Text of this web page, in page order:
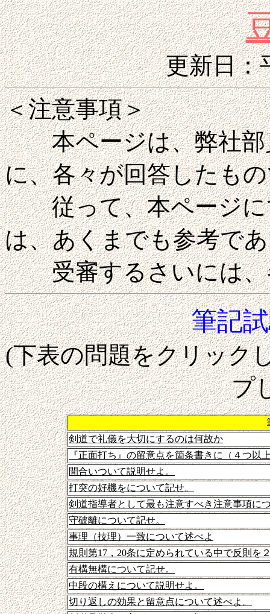
更新日：
＜注意事項＞
本ページは、弊社部
に、各々が回答したも
従って、本ページに
は、あくまでも参考で
受審するさいには、
筆記
(下表の問題をクリック
プ
剣道で礼儀を大切にするのは何故か
『正面打ち』の留意点を箇条書きに（４つ以
間合いついて説明せよ。
打突の好機をについて記せ。
剣道指導者として最も注意すべき注意事項に
守破離について記せ。
事理（技理）一致について述べよ
規則第17，20条に定められている中で反則を
有構無構について記せ。
中段の構えについて説明せよ。
切り返しの効果と留意点について述べよ。